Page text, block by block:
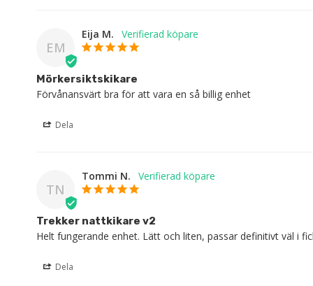
EM
Eija M.
Mörkersiktskikare
Förvånansvärt bra för att vara en så billig enhet
Dela
TN
Tommi N.
Trekker nattkikare v2
Helt fungerande enhet. Lätt och liten, passar definitivt väl i
Dela